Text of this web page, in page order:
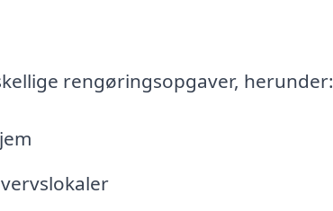
rengøringsopgaver, herunder: